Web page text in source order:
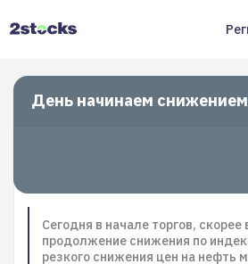
День начинаем снижением
Сегодня в начале торгов,
продолжение снижения по
резкого снижения цен на нефть